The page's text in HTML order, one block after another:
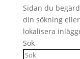
Sidan du
din sökning
lokalisera
Sök